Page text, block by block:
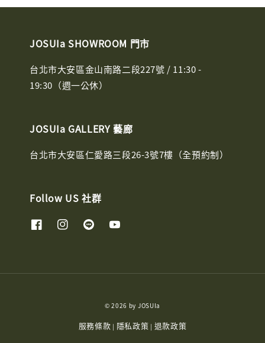
JOSUIa SHOWROOM 門市
台北市大安區金山南路二段227號 / 11:30 -
19:30（週一公休）
JOSUIa GALLERY 藝廊
台北市大安區仁愛路三段26-3號7樓（全預約制）
Follow US 社群
© 2026 by JOSUIa
服務條款 | 隱私政策 | 退款政策